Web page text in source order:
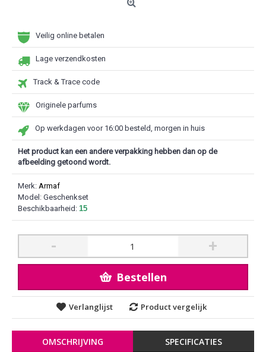
Veilig online betalen
Lage verzendkosten
Track & Trace code
Originele parfums
Op werkdagen voor 16:00 besteld, morgen in huis
Het product kan een andere verpakking hebben dan op de
afbeelding getoond wordt.
Merk: Armaf
Model: Geschenkset
Beschikbaarheid: 15
- +
Bestellen
Verlanglijst Product vergelijk
OMSCHRIJVING SPECIFICATIES